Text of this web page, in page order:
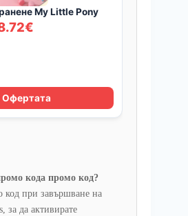
кода промо код?
код при завършване на
за да активирате